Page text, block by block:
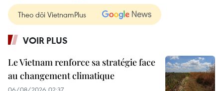
Theo dõi VietnamPlus
VOIR PLUS
Le Vietnam renforce sa stratégie face
au changement climatique